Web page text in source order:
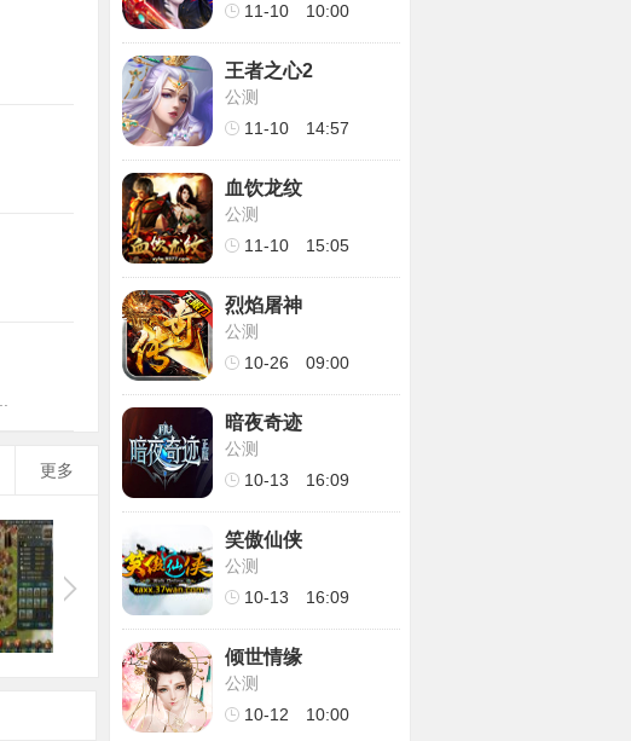
更多
11-10 10:00
王者之心2
公测
11-10 14:57
血饮龙纹
公测
11-10 15:05
烈焰屠神
公测
10-26 09:00
暗夜奇迹
公测
10-13 16:09
笑傲仙侠
公测
10-13 16:09
倾世情缘
公测
10-12 10:00